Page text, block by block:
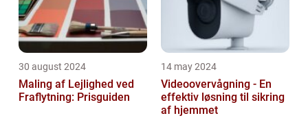
30 august 2024
Maling af Lejlighed ved
Fraflytning: Prisguiden
14 may 2024
Videoovervågning - En
effektiv løsning til sikring
af hjemmet